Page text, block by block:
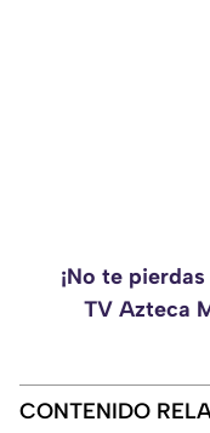
¡No te
TV Azteca
CONTENIDO